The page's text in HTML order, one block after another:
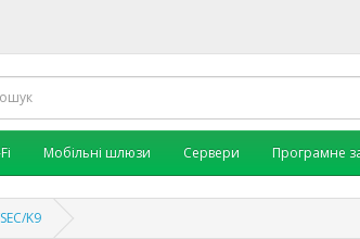
Мобільні шлюзи Сервери Програмне
K9